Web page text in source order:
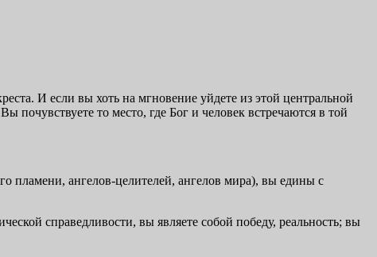
И если вы хоть на мгновение уйдете из этой центральной
то место, где Бог и человек встречаются в той
пламени, ангелов-целителей, ангелов мира), вы едины с
справедливости, вы являете собой победу, реальность; вы